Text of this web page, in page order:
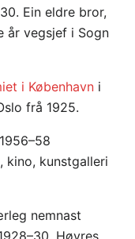
Ein eldre bror,
år vegsjef i Sogn
i København i
frå 1925.
kino, kunstgalleri
nemnast
Høyres